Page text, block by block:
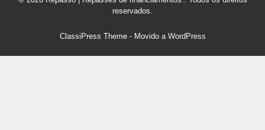
reservados.
ClassiPress Theme- Movido a WordPress